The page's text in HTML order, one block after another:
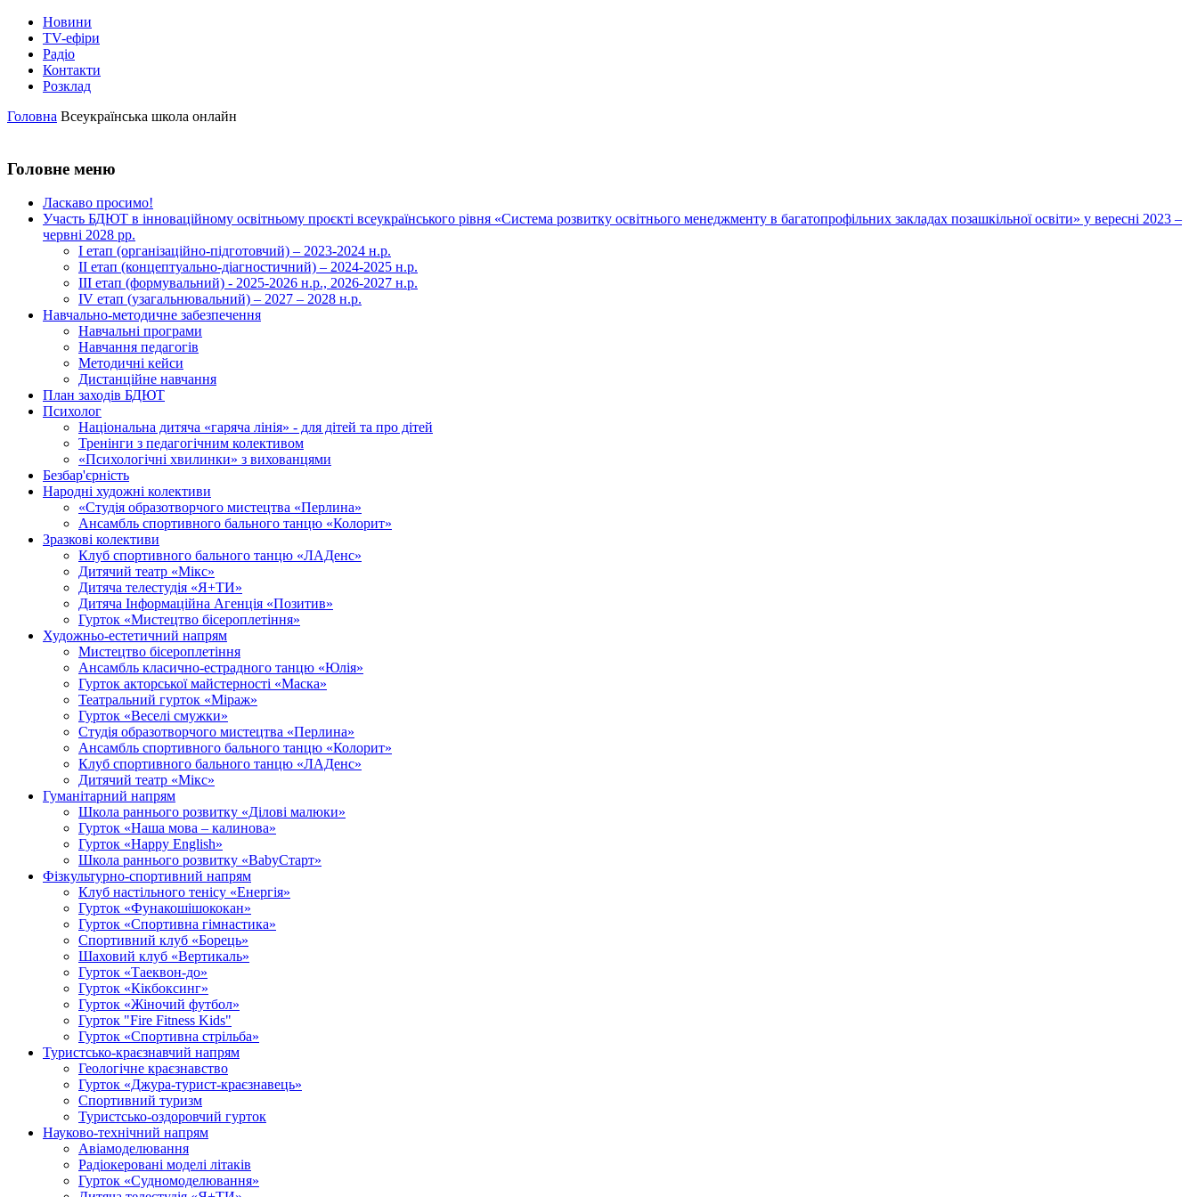
Новини
TV-ефіри
Радіо
Контакти
Розклад
Головна Всеукраїнська школа онлайн
Головне меню
Ласкаво просимо!
Участь БДЮТ в інноваційному освітньому проєкті всеукраїнського рівня «Система розвитку освітнього менеджменту в багатопрофільних закладах позашкільної освіти» у вересні 2023 –
червні 2028 рр.
І етап (організаційно-підготовчий) – 2023-2024 н.р.
ІІ етап (концептуально-діагностичний) – 2024-2025 н.р.
ІІІ етап (формувальний) - 2025-2026 н.р., 2026-2027 н.р.
ІV етап (узагальнювальний) – 2027 – 2028 н.р.
Навчально-методичне забезпечення
Навчальні програми
Навчання педагогів
Методичні кейси
Дистанційне навчання
План заходів БДЮТ
Психолог
Національна дитяча «гаряча лінія» - для дітей та про дітей
Тренінги з педагогічним колективом
«Психологічні хвилинки» з вихованцями
Безбар'єрність
Народні художні колективи
«Студія образотворчого мистецтва «Перлина»
Ансамбль спортивного бального танцю «Колорит»
Зразкові колективи
Клуб спортивного бального танцю «ЛАДенс»
Дитячий театр «Мікс»
Дитяча телестудія «Я+ТИ»
Дитяча Інформаційна Агенція «Позитив»
Гурток «Мистецтво бісероплетіння»
Художньо-естетичний напрям
Мистецтво бісероплетіння
Ансамбль класично-естрадного танцю «Юлія»
Гурток акторської майстерності «Маска»
Театральний гурток «Міраж»
Гурток «Веселі смужки»
Cтудія образотворчого мистецтва «Перлина»
Ансамбль спортивного бального танцю «Колорит»
Клуб спортивного бального танцю «ЛАДенс»
Дитячий театр «Мікс»
Гуманітарний напрям
Школа раннього розвитку «Ділові малюки»
Гурток «Наша мова – калинова»
Гурток «Happy English»
Школа раннього розвитку «BabyСтарт»
Фізкультурно-спортивний напрям
Клуб настільного тенісу «Енергія»
Гурток «Фунакошішококан»
Гурток «Спортивна гімнастика»
Спортивний клуб «Борець»
Шаховий клуб «Вертикаль»
Гурток «Таеквон-до»
Гурток «Кікбоксинг»
Гурток «Жіночий футбол»
Гурток "Fire Fitness Kids"
Гурток «Спортивна стрільба»
Туристсько-краєзнавчий напрям
Геологічне краєзнавство
Гурток «Джура-турист-краєзнавець»
Спортивний туризм
Туристсько-оздоровчий гурток
Науково-технічний напрям
Авіамоделювання
Радіокеровані моделі літаків
Гурток «Судномоделювання»